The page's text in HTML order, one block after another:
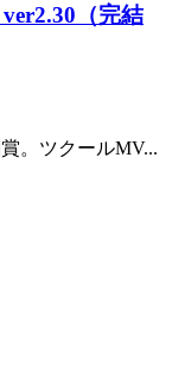
（完結
。ツクールMV...